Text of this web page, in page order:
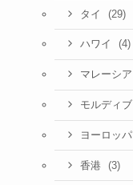
タイ (29)
ハワイ (4)
マレーシア
モルディブ
ヨーロッパ
香港 (3)